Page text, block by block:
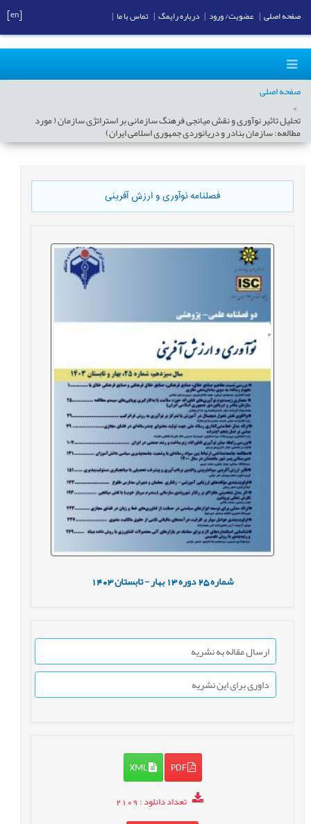
صفحه اصلی
تحلیل تاثیر نوآوری و نقش میانجی فرهنگ سازمانی بر استراتژی سازمان ( مورد
مطالعه: سازمان بنادر و دریانوردی جمهوری اسلامی ایران)
فصلنامه نوآوری و ارزش آفرینی
شماره25 دوره13 بهار - تابستان1403
ارسال مقاله به نشریه
داوری برای این نشریه
PDF
XML
تعداد دانلود: 2109
صفحه اصلی عضویت/ ورود درباره رایمگ تماس با ما